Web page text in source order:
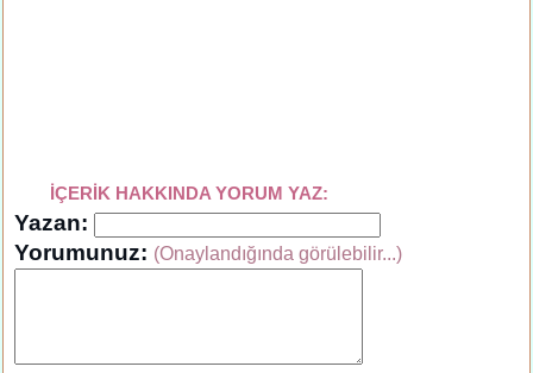
İÇERİK HAKKINDA YORUM YAZ:
Yazan:
Yorumunuz: (Onaylandığında görülebilir...)